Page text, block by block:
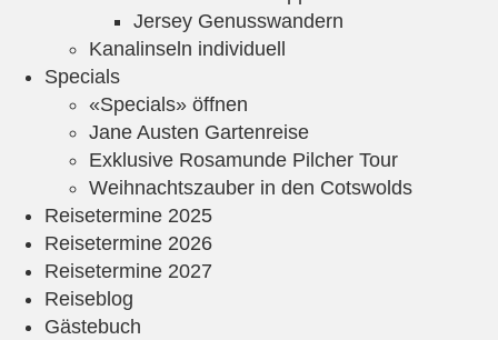
Jersey Genusswandern
Kanalinseln individuell
Specials
«Specials» öffnen
Jane Austen Gartenreise
Exklusive Rosamunde Pilcher Tour
Weihnachtszauber in den Cotswolds
Reisetermine 2025
Reisetermine 2026
Reisetermine 2027
Reiseblog
Gästebuch